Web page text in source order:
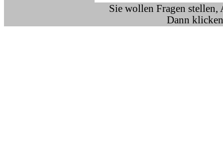
Sie wollen Fragen stellen,
Dann